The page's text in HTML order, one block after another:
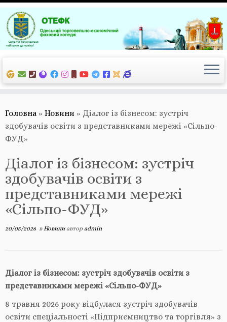
Перейти
до
вмісту
Головна » Новини » Діалог із бізнесом: зустріч
здобувачів освіти з представниками мережі «Сільпо-
ФУД»
Діалог із бізнесом: зустріч
здобувачів освіти з
представниками мережі
«Сільпо-ФУД»
20/05/2026в Новиниавторadmin
Діалог із бізнесом: зустріч здобувачів освіти з
представниками мережі «Сільпо-ФУД»
8 травня 2026 року відбулася зустріч здобувачів
освіти спеціальності «Підприємництво та торгівля» з